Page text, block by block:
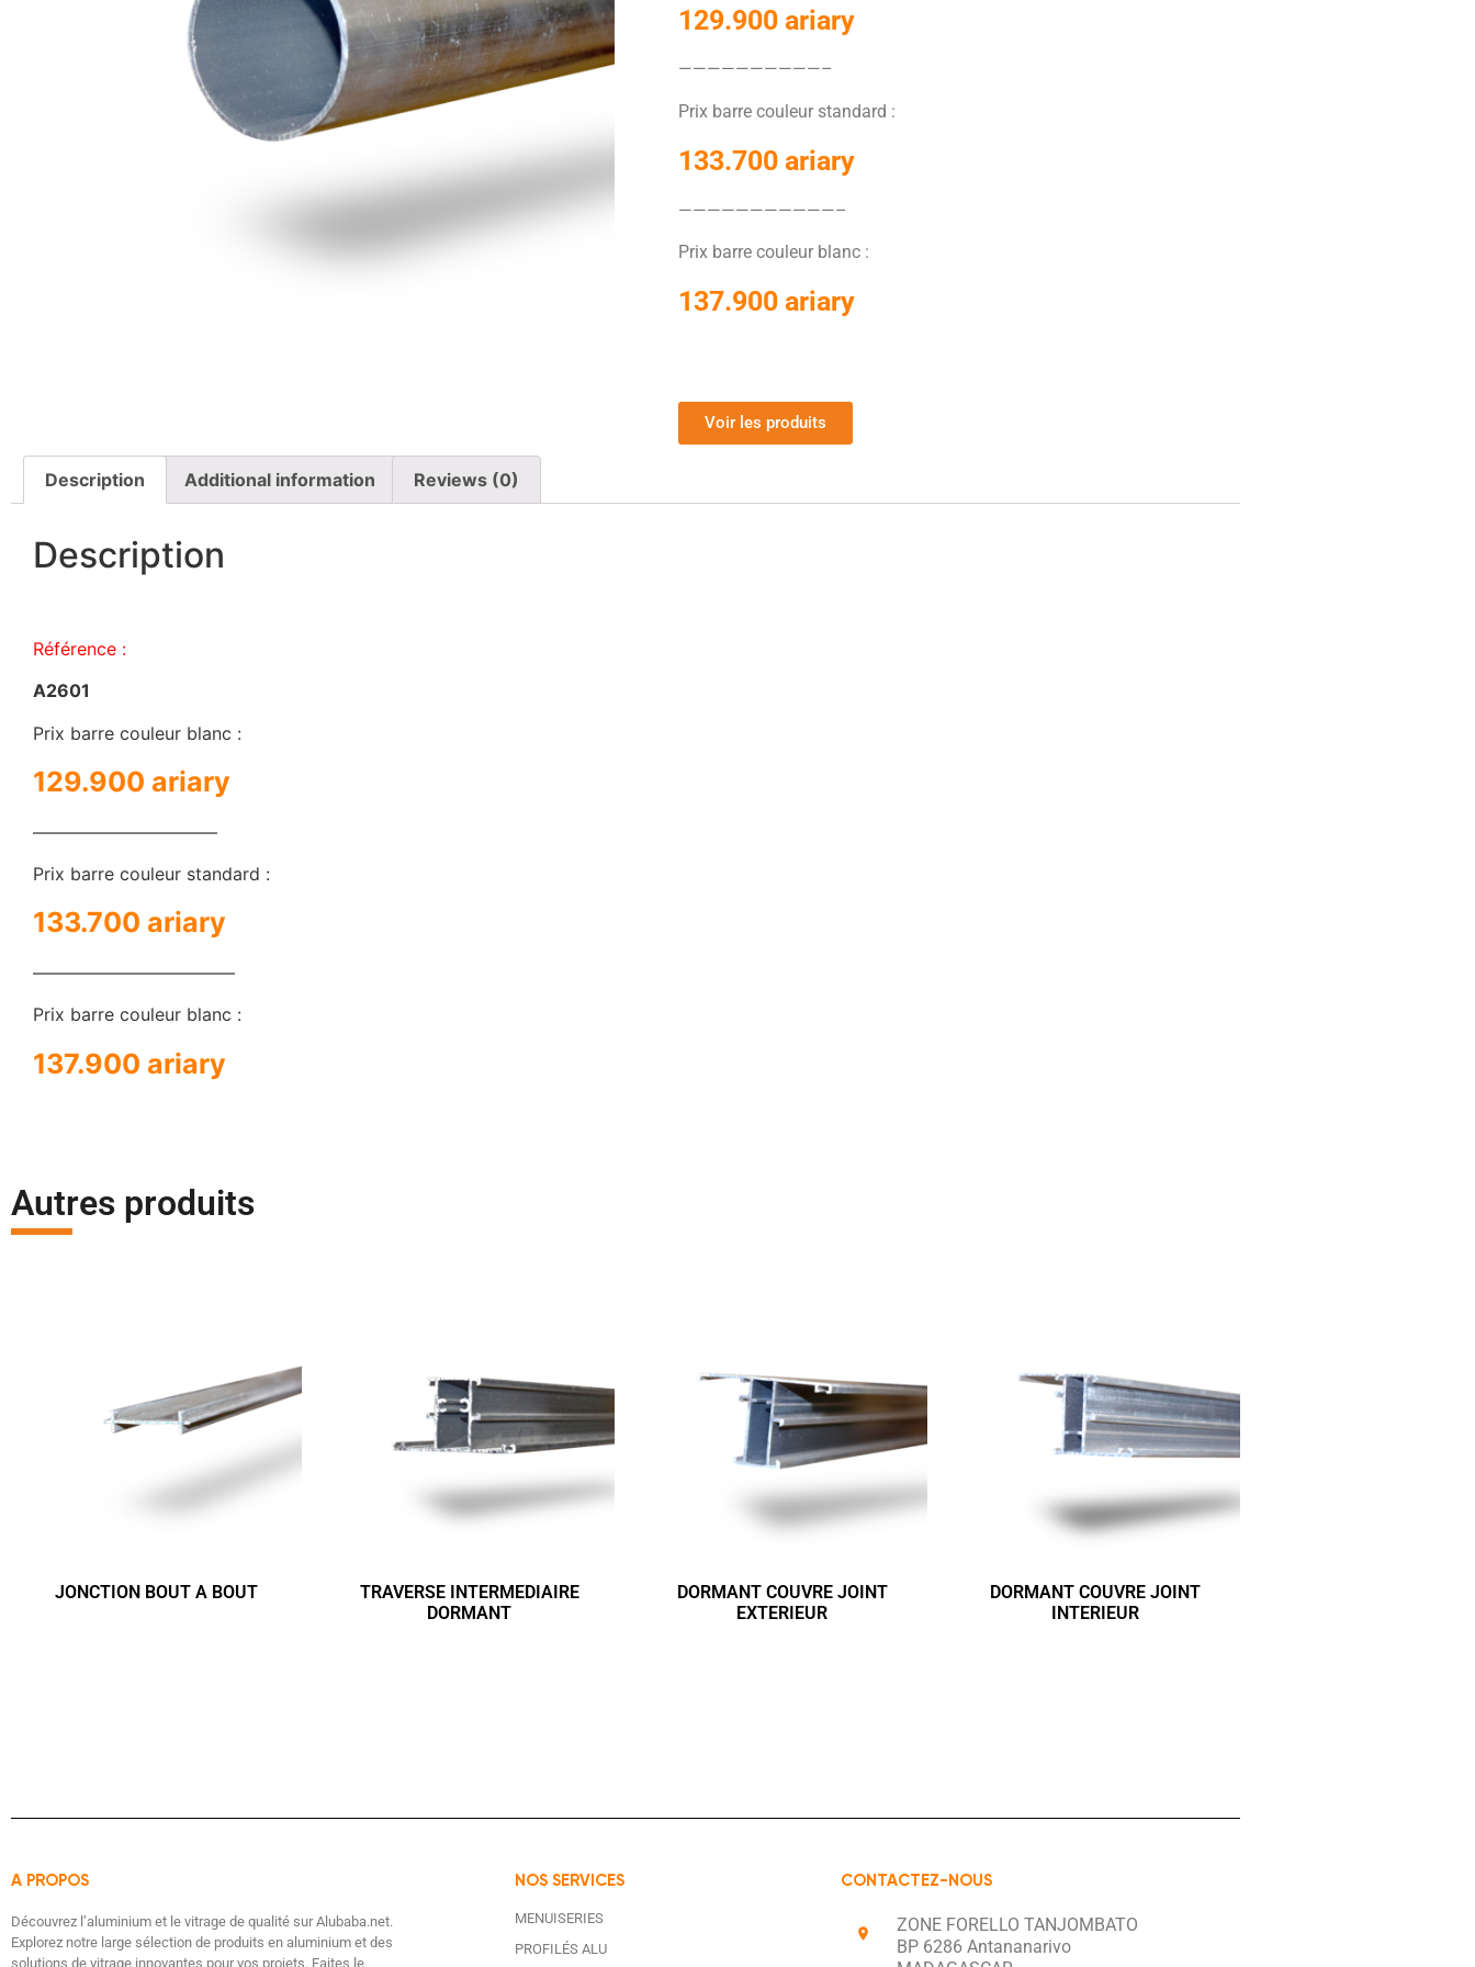
129.900 ariary
——————————–
Prix barre couleur standard :
133.700 ariary
———————————–
Prix barre couleur blanc :
137.900 ariary
Voir les produits
Description Additional information Reviews (0)
Description
Référence :
A2601
Prix barre couleur blanc :
129.900 ariary
——————————–
Prix barre couleur standard :
133.700 ariary
———————————–
Prix barre couleur blanc :
137.900 ariary
Autres produits
JONCTION BOUT A BOUT
TRAVERSE INTERMEDIAIRE
DORMANT
DORMANT COUVRE JOINT
EXTERIEUR
DORMANT COUVRE JOINT
INTERIEUR
A PROPOS
Découvrez l’aluminium et le vitrage de qualité sur Alubaba.net.
Explorez notre large sélection de produits en aluminium et des
solutions de vitrage innovantes pour vos projets. Faites le
NOS SERVICES
MENUISERIES
PROFILÉS ALU
CONTACTEZ-NOUS
ZONE FORELLO TANJOMBATO
BP 6286 Antananarivo